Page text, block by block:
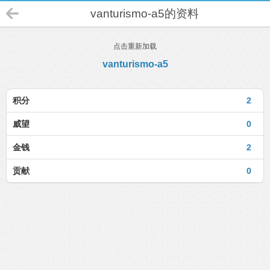
vanturismo-a5的资料
点击重新加载
vanturismo-a5
2
积分
0
威望
2
金钱
0
贡献